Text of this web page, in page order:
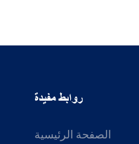
روابط مفيدة
الصفحة الرئيسية